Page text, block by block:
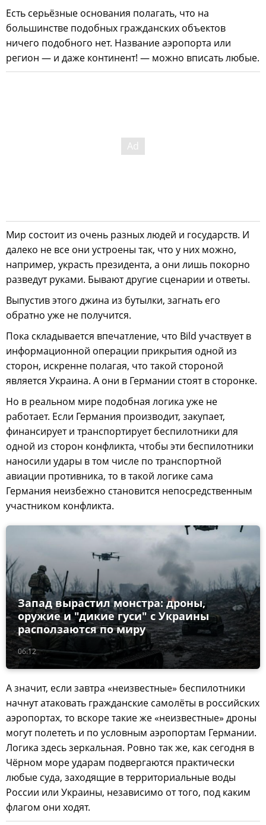
Есть серьёзные основания полагать, что на
большинстве подобных гражданских объектов
ничего подобного нет. Название аэропорта или
регион — и даже континент! — можно вписать любые.
Мир состоит из очень разных людей и государств. И
далеко не все они устроены так, что у них можно,
например, украсть президента, а они лишь покорно
разведут руками. Бывают другие сценарии и ответы.
Выпустив этого джина из бутылки, загнать его
обратно уже не получится.
Пока складывается впечатление, что Bild участвует в
информационной операции прикрытия одной из
сторон, искренне полагая, что такой стороной
является Украина. А они в Германии стоят в сторонке.
Но в реальном мире подобная логика уже не
работает. Если Германия производит, закупает,
финансирует и транспортирует беспилотники для
одной из сторон конфликта, чтобы эти беспилотники
наносили удары в том числе по транспортной
авиации противника, то в такой логике сама
Германия неизбежно становится непосредственным
участником конфликта.
06:12
Запад вырастил монстра: дроны,
оружие и "дикие гуси" с Украины
расползаются по миру
А значит, если завтра «неизвестные» беспилотники
начнут атаковать гражданские самолёты в российских
аэропортах, то вскоре такие же «неизвестные» дроны
могут полететь и по условным аэропортам Германии.
Логика здесь зеркальная. Ровно так же, как сегодня в
Чёрном море ударам подвергаются практически
любые суда, заходящие в территориальные воды
России или Украины, независимо от того, под каким
флагом они ходят.